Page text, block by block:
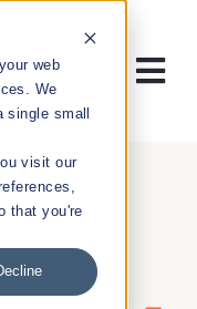
web
We
small
visit our
that you're